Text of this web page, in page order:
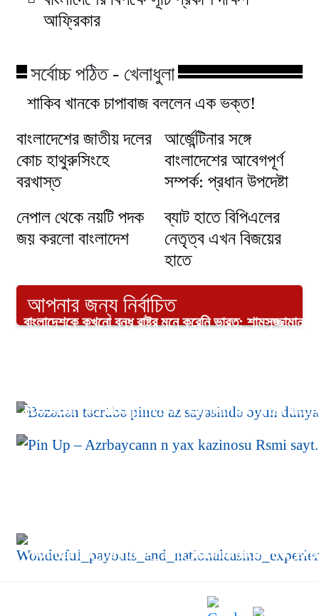
আফ্রিকার
সর্বোচ্চ পঠিত - খেলাধুলা
শাকিব খানকে চাপাবাজ বললেন এক ভক্ত!
বাংলাদেশের জাতীয় দলের
কোচ হাথুরুসিংহে
বরখাস্ত
আর্জেন্টিনার সঙ্গে
বাংলাদেশের আবেগপূর্ণ
সম্পর্ক: প্রধান উপদেষ্টা
নেপাল থেকে নয়টি পদক
জয় করলো বাংলাদেশ
ব্যাট হাতে বিপিএলের
নেতৃত্ব এখন বিজয়ের
হাতে
আপনার জন্য নির্বাচিত
বাংলাদেশকে কখনো বন্ধু রাষ্ট্র মনে করেনি ভারত: শামসুজ্জামান
Bəzənən təcrübə pinco az sayəsində oyun